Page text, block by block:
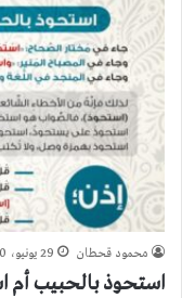
محمود قحطان 29 يونيو، 2020
استحوذ بالحبيب أم